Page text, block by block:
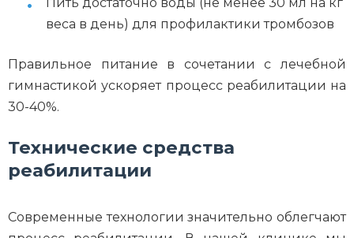
веса в день) для профилактики тромбозов
Правильное питание в сочетании с лечебной
гимнастикой ускоряет процесс реабилитации на
30-40%.
Технические средства
реабилитации
Современные технологии значительно облегчают